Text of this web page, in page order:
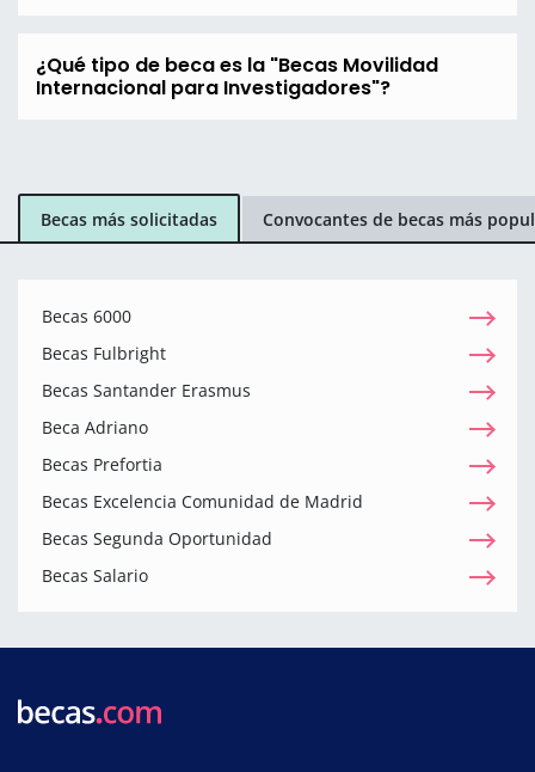
¿Qué tipo de beca es la "Becas Movilidad
Internacional para Investigadores"?
Becas más solicitadas Convocantes de becas más
Becas 6000
Becas Fulbright
Becas Santander Erasmus
Beca Adriano
Becas Prefortia
Becas Excelencia Comunidad de Madrid
Becas Segunda Oportunidad
Becas Salario